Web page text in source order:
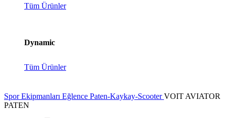
Tüm Ürünler
Dynamic
Tüm Ürünler
Spor Ekipmanları Eğlence Paten-Kaykay-ScooterVOIT AVIATOR
PATEN